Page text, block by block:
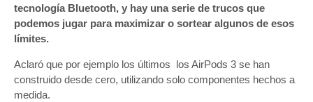
tecnología Bluetooth, y hay una serie de trucos que
podemos jugar para maximizar o sortear algunos de esos
límites.
Aclaró que por ejemplo los últimos los AirPods 3 se han
construido desde cero, utilizando solo componentes hechos a
medida.